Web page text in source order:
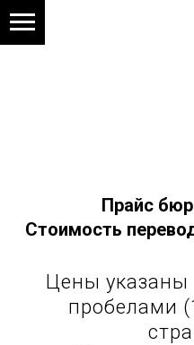
Прайс
Стоимость
Цены указаны
пробелами